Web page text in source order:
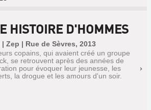
HISTOIRE D'HOMMES
| Zep | Rue de Sèvres, 2013
copains, qui avaient créé un groupe
se retrouvent après des années de
pour évoquer leur jeunesse, les
la drogue et les amours d'un soir.